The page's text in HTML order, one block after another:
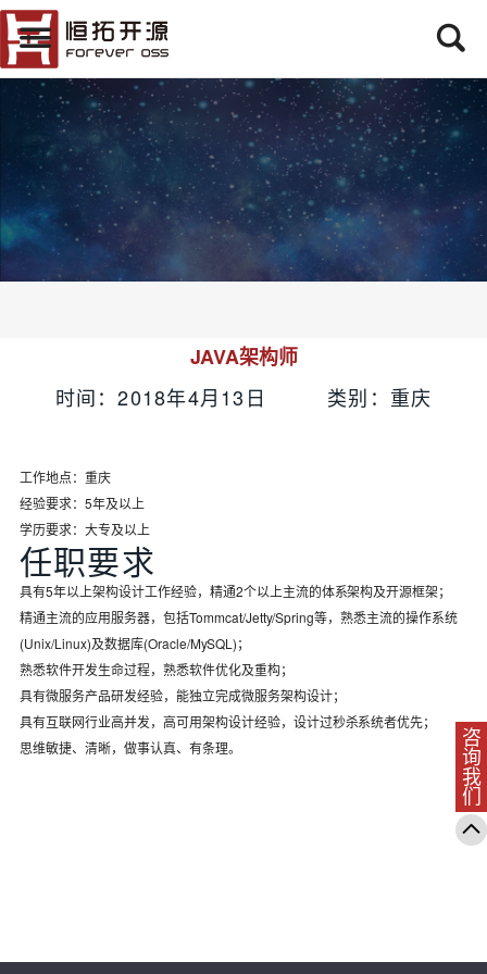
JAVA架构师
时间：2018年4月13日 类别：重庆
工作地点：重庆
经验要求：5年及以上
学历要求：大专及以上
任职要求
具有5年以上架构设计工作经验，精通2个以上主流的体系架构及开源框架；
精通主流的应用服务器，包括Tommcat/Jetty/Spring等，熟悉主流的操作系统
(Unix/Linux)及数据库(Oracle/MySQL)；
熟悉软件开发生命过程，熟悉软件优化及重构；
具有微服务产品研发经验，能独立完成微服务架构设计；
具有互联网行业高并发，高可用架构设计经验，设计过秒杀系统者优先；
思维敏捷、清晰，做事认真、有条理。
咨询我们